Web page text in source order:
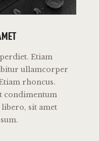
Etiam
ullamcorper
rhoncus.
condimentum
sit amet